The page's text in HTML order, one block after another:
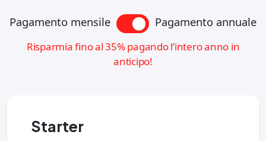
Pagamento mensile Pagamento annuale
Risparmia fino al 35% pagando l’intero anno in
anticipo!
Starter